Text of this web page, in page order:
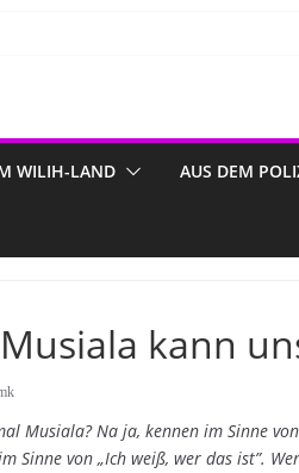
WILIH-LAND AUS DEM
kann
Musiala? Na ja, kennen im Sinne
Sinne von „Ich weiß, wer das ist”.